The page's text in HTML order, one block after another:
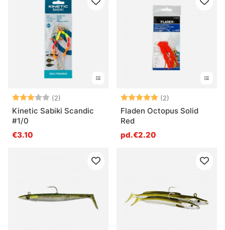
Note: (2)
Kinetic Sabiki Scandic
#1/0
€3.10
Note: (2)
Fladen Octopus Solid
Red
pd.€2.20